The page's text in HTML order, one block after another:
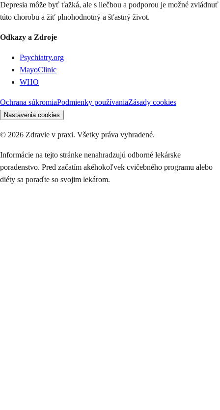
Depresia môže byť ťažká, ale s liečbou a podporou je možné zvládnuť
túto chorobu a žiť plnohodnotný a šťastný život.
Odkazy a Zdroje
Psychiatry.org
MayoClinic
WHO
Ochrana súkromiaPodmienky používaniaZásady cookies
Nastavenia cookies
© 2026 Zdravie v praxi. Všetky práva vyhradené.
Informácie na tejto stránke nenahradzujú odborné lekárske
poradenstvo. Pred začatím akéhokoľvek cvičebného programu alebo
diéty sa poraďte so svojim lekárom.